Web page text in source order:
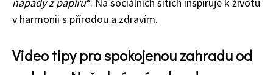
nápady z papíru“. Na sociálních sítích inspiruje k životu
v harmonii s přírodou a zdravím.
Video tipy pro spokojenou zahradu od